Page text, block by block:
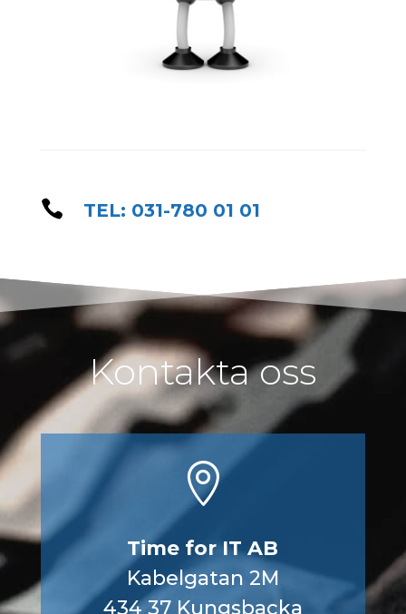
 TEL: 031-780 01 01
Kontakta oss

Time for IT AB
Kabelgatan 2M
434 37 Kungsbacka